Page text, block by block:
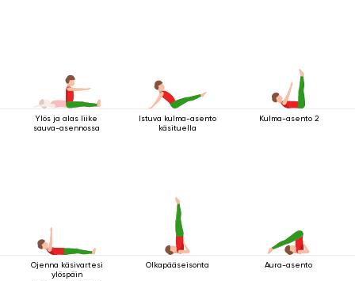
Ylös ja alas liike
sauva-asennossa
Istuva kulma-asento
käsituella
Kulma-asento 2
Ojenna käsivartesi
ylöspäin
Olkapääseisonta Aura-asento